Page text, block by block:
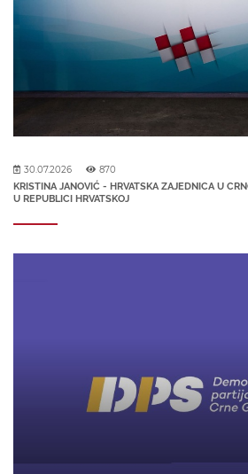
30.07.2026 870
KRISTINA JANOVIĆ - HRVATSKA ZAJEDNICA U
U REPUBLICI HRVATSKOJ